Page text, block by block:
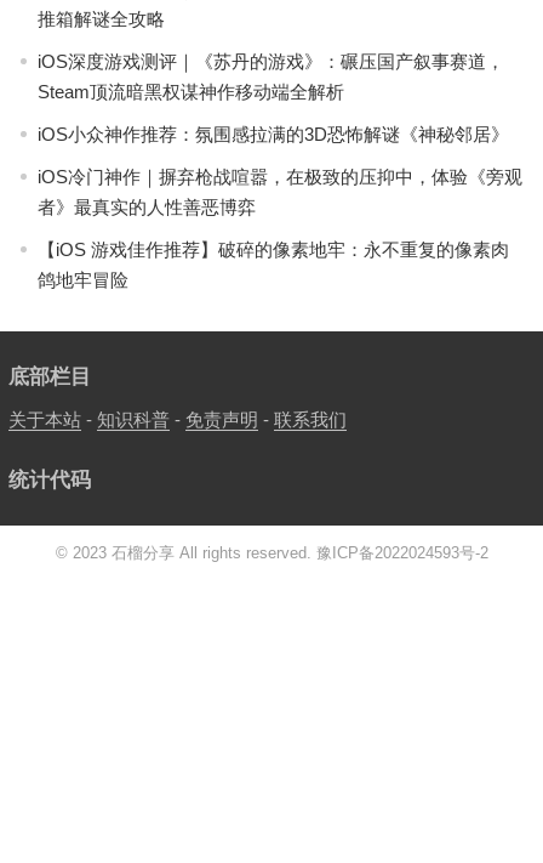
推箱解谜全攻略
iOS深度游戏测评｜《苏丹的游戏》：碾压国产叙事赛道，
Steam顶流暗黑权谋神作移动端全解析
iOS小众神作推荐：氛围感拉满的3D恐怖解谜《神秘邻居》
iOS冷门神作｜摒弃枪战喧嚣，在极致的压抑中，体验《旁观
者》最真实的人性善恶博弈
【iOS 游戏佳作推荐】破碎的像素地牢：永不重复的像素肉
鸽地牢冒险
底部栏目
关于本站- 知识科普- 免责声明 - 联系我们
统计代码
© 2023 石榴分享 All rights reserved. 豫ICP备2022024593号-2